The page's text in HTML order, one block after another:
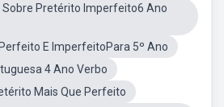
Sobre Pretérito Imperfeito6 Ano
E ImperfeitoPara 5º Ano
4 Ano Verbo
Mais Que Perfeito